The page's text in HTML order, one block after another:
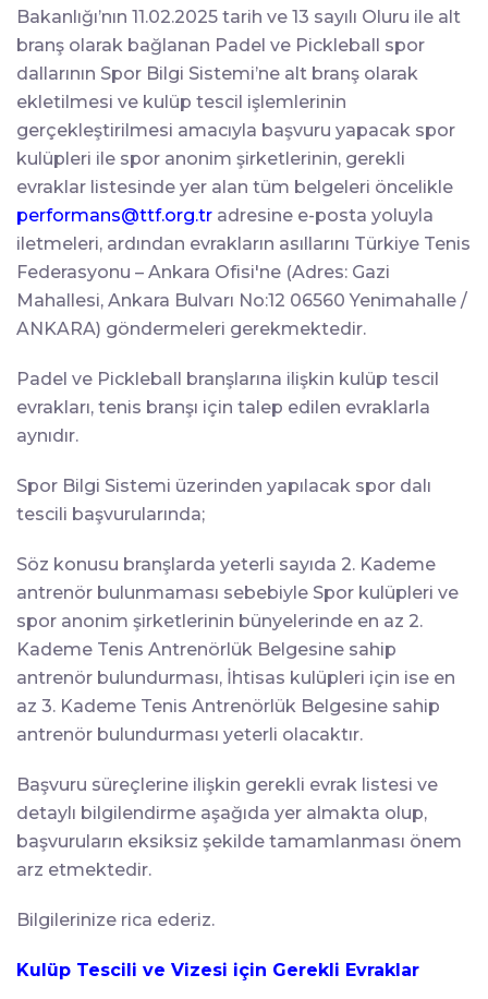
Bakanlığı’nın 11.02.2025 tarih ve 13 sayılı Oluru ile alt
branş olarak bağlanan Padel ve Pickleball spor
dallarının Spor Bilgi Sistemi’ne alt branş olarak
ekletilmesi ve kulüp tescil işlemlerinin
gerçekleştirilmesi amacıyla başvuru yapacak spor
kulüpleri ile spor anonim şirketlerinin, gerekli
evraklar listesinde yer alan tüm belgeleri öncelikle
performans@ttf.org.tr adresine e-posta yoluyla
iletmeleri, ardından evrakların asıllarını Türkiye Tenis
Federasyonu – Ankara Ofisi'ne (Adres: Gazi
Mahallesi, Ankara Bulvarı No:12 06560 Yenimahalle /
ANKARA) göndermeleri gerekmektedir.
Padel ve Pickleball branşlarına ilişkin kulüp tescil
evrakları, tenis branşı için talep edilen evraklarla
aynıdır.
Spor Bilgi Sistemi üzerinden yapılacak spor dalı
tescili başvurularında;
Söz konusu branşlarda yeterli sayıda 2. Kademe
antrenör bulunmaması sebebiyle Spor kulüpleri ve
spor anonim şirketlerinin bünyelerinde en az 2.
Kademe Tenis Antrenörlük Belgesine sahip
antrenör bulundurması, İhtisas kulüpleri için ise en
az 3. Kademe Tenis Antrenörlük Belgesine sahip
antrenör bulundurması yeterli olacaktır.
Başvuru süreçlerine ilişkin gerekli evrak listesi ve
detaylı bilgilendirme aşağıda yer almakta olup,
başvuruların eksiksiz şekilde tamamlanması önem
arz etmektedir.
Bilgilerinize rica ederiz.
Kulüp Tescili ve Vizesi için Gerekli Evraklar